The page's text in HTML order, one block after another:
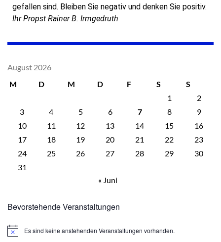
gefallen sind. Bleiben Sie negativ und denken Sie positiv.
Ihr Propst Rainer B. Irmgedruth
August 2026
M
D M D F S
S
1
2
3
4 5 6 7 8
9
10
11 12 13 14 15
16
17
18 19 20 21 22
23
24
25 26 27 28 29
30
31
« Juni
Bevorstehende Veranstaltungen
HinweisEs sind keine anstehenden Veranstaltungen vorhanden.